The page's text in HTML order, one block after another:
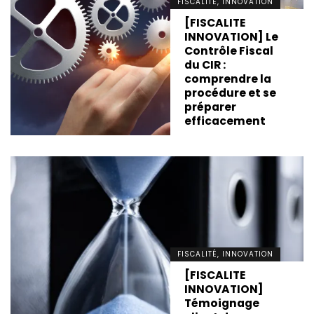
[FISCALITE
INNOVATION] Le
Contrôle Fiscal
du CIR :
comprendre la
procédure et se
préparer
efficacement
FISCALITÉ, INNOVATION
[FISCALITE
INNOVATION]
Témoignage